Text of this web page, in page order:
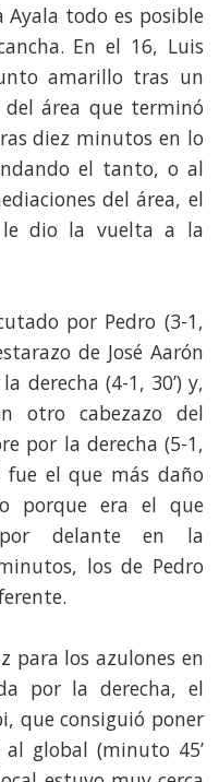
Ayala todo es posible
En el 16, Luis
amarillo tras un
del área que terminó
diez minutos en lo
el tanto, o al
del área, el
le dio la vuelta a la
por Pedro (3-1,
de José Aarón
derecha (4-1, 30’) y,
otro cabezazo del
por la derecha (5-1,
el que más daño
porque era el que
delante en la
los de Pedro
para los azulones en
por la derecha, el
que consiguió poner
global (minuto 45’